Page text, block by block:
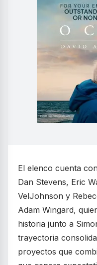
El elenco cuenta
Dan Stevens, Eric
VelJohnson y
Adam Wingard,
historia junto a
trayectoria
proyectos que